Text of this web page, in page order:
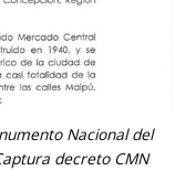
Nacional del
decreto CMN